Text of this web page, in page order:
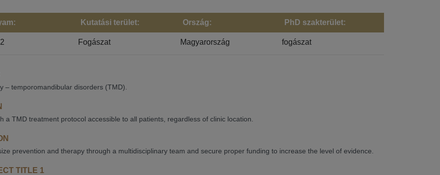
Kutatási terület:
Fogászat
Ország:
Magyarország
PhD szakterület:
fogászat
– temporomandibular disorders (TMD).
a TMD treatment protocol accessible to all patients, regardless of clinic location.
prevention and therapy through a multidisciplinary team and secure proper funding to increase the level of evidence.
TITLE 1